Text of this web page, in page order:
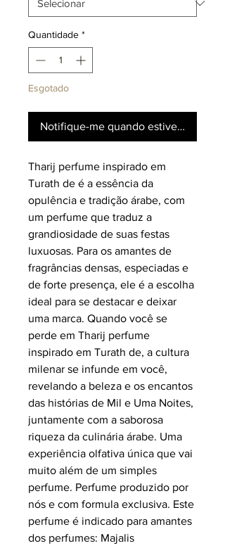
Quantidade *
Esgotado
Notifique-me quando estiver
Tharij perfume inspirado em
Turath de é a essência da
opulência e tradição árabe, com
um perfume que traduz a
grandiosidade de suas festas
luxuosas. Para os amantes de
fragrâncias densas, especiadas e
de forte presença, ele é a escolha
ideal para se destacar e deixar
uma marca. Quando você se
perde em Tharij perfume
inspirado em Turath de, a cultura
milenar se infunde em você,
revelando a beleza e os encantos
das histórias de Mil e Uma Noites,
juntamente com a saborosa
riqueza da culinária árabe. Uma
experiência olfativa única que vai
muito além de um simples
perfume. Perfume produzido por
nós e com formula exclusiva. Este
perfume é indicado para amantes
dos perfumes: Majalis